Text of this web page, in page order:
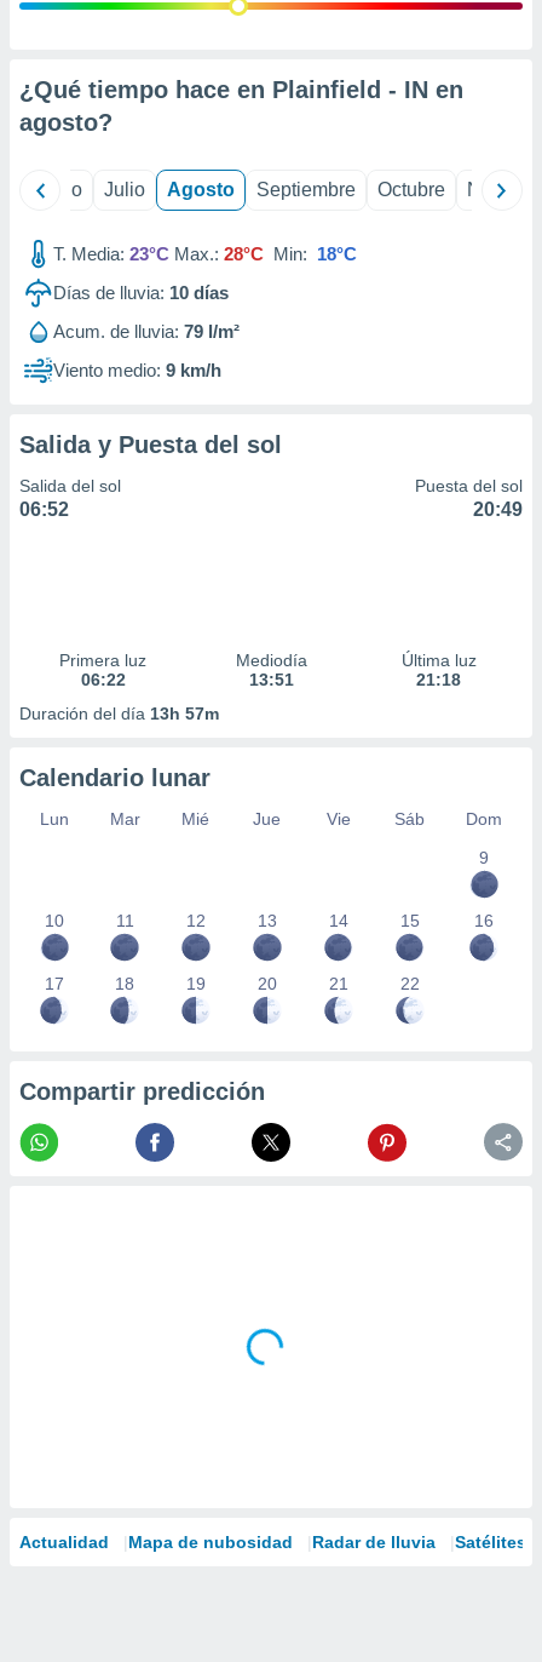
e
mediante
de
1199
¿Qué tiempo hace en Plainfield - IN en
agosto?
Junio Julio Agosto Septiembre Octubre
T. Media: 23°C Max.: 28°C Min: 18°C
Días de lluvia: 10 días
Acum. de lluvia: 79 l/m²
Viento medio: 9 km/h
Salida y Puesta del sol
Salida del sol
06:52
Puesta del sol
20:49
Primera luz
06:22
Mediodía
13:51
Última luz
21:18
Duración del día 13h 57m
Calendario lunar
Lun Mar Mié Jue Vie Sáb
Dom
9
10 11 12 13 14 15 16
17 18 19 20 21 22
Compartir predicción
Actualidad Mapa de nubosidad Radar de lluvia Satélites